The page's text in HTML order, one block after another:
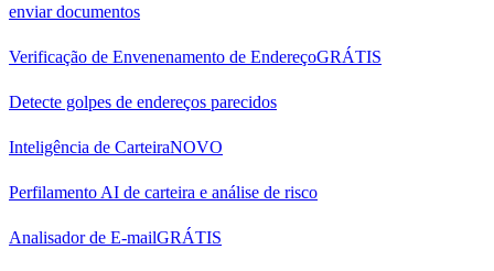
enviar documentos
Verificação de Envenenamento de EndereçoGRÁTIS
Detecte golpes de endereços parecidos
Inteligência de CarteiraNOVO
Perfilamento AI de carteira e análise de risco
Analisador de E-mailGRÁTIS